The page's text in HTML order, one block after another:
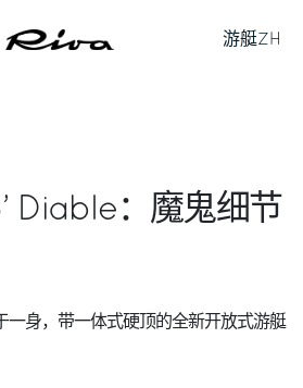
游艇ZH
Diable：魔鬼细节
一身，带一体式硬顶的全新开放式游艇